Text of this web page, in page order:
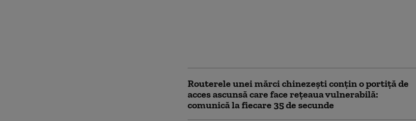
Routerele unei mărci chinezești conțin o portiță de
acces ascunsă care face rețeaua vulnerabilă:
comunică la fiecare 35 de secunde